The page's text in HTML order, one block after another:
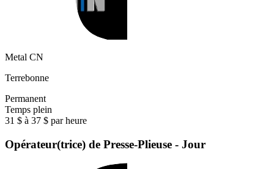
Metal CN
Terrebonne
Permanent
Temps plein
31 $ à 37 $ par heure
Opérateur(trice) de Presse-Plieuse - Jour